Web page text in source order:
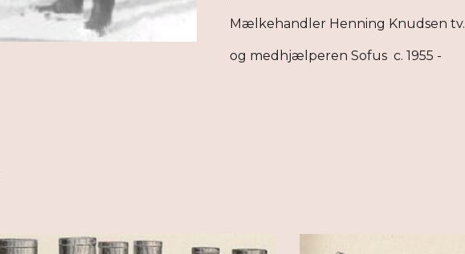
Mælkehandler Henning Knudsen tv.
og medhjælperen Sofus c. 1955 -